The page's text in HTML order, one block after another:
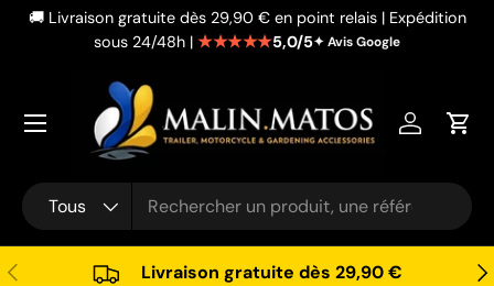
Aller au contenu
🚚 Livraison gratuite dès 29,90 € en point relais | Expédition
sous 24/48h | ★★★★★5,0/5✦ Avis Google
Recherche
Type de produit
Tous
Se
Précédent Livraison gratuite dès 29,90 €